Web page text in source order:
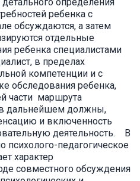
ребенка с
обсуждаются, а затем
отдельные
ребенка специалистами
в пределах
компетенции и с
обследования ребенка,
части маршрута
дальнейшем должны,
и включенность
деятельность. В
психолого-педагогическое
характер
совместного обсуждения